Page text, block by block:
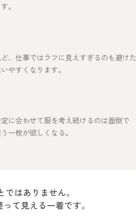
。
、仕事ではラフに見えすぎるのも避けた
やすくなります。
に合わせて服を考え続けるのは面倒で
一枚が欲しくなる。
はありません。
て見える一着です。